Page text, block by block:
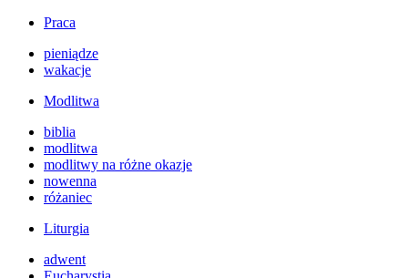
Praca
pieniądze
wakacje
Modlitwa
biblia
modlitwa
modlitwy na różne okazje
nowenna
różaniec
Liturgia
adwent